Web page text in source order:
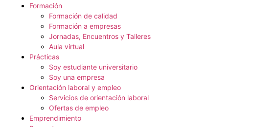
Formación
Formación de calidad
Formación a empresas
Jornadas, Encuentros y Talleres
Aula virtual
Prácticas
Soy estudiante universitario
Soy una empresa
Orientación laboral y empleo
Servicios de orientación laboral
Ofertas de empleo
Emprendimiento